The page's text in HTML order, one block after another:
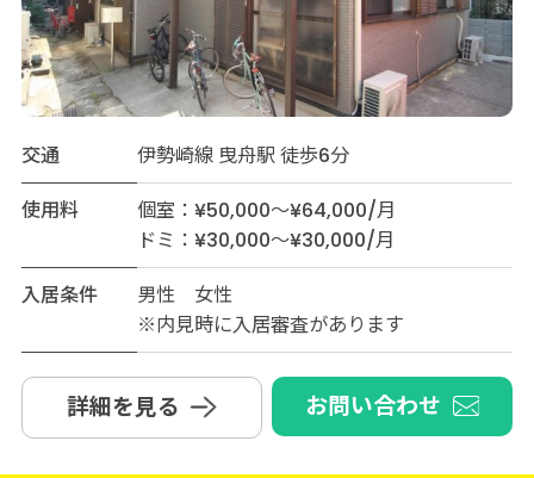
交通
伊勢崎線 曳舟駅 徒歩6分
使用料
個室：¥50,000～¥64,000/月
ドミ：¥30,000～¥30,000/月
入居条件
男性 女性
※内見時に入居審査があります
詳細を見る お問い合わせ